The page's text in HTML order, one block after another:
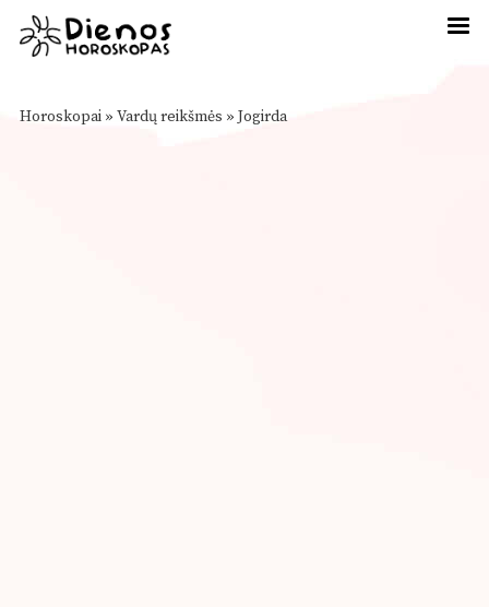
Horoskopai » Vardų reikšmės » Jogirda